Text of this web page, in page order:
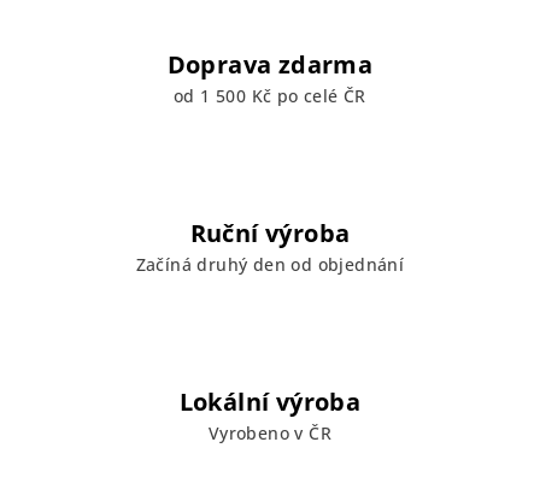
Doprava zdarma
od 1 500 Kč po celé ČR
Ruční výroba
Začíná druhý den od objednání
Lokální výroba
Vyrobeno v ČR